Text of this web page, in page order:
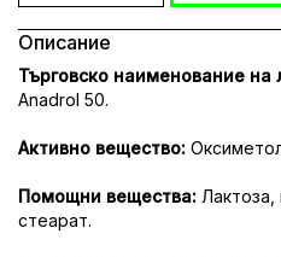
Описание
Търговско наименование на
Anadrol 50.
Активно вещество:
Помощни вещества: Лактоза,
стеарат.